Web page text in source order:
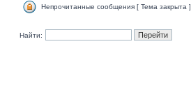
Непрочитанные сообщения [ Тема закрыта ]
Найти: